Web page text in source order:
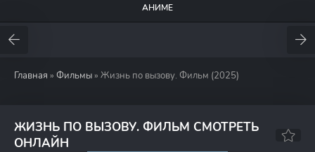
АНИМЕ
Главная » Фильмы » Жизнь по вызову. Фильм (2025)
ЖИЗНЬ ПО ВЫЗОВУ. ФИЛЬМ СМОТРЕТЬ
ОНЛАЙН